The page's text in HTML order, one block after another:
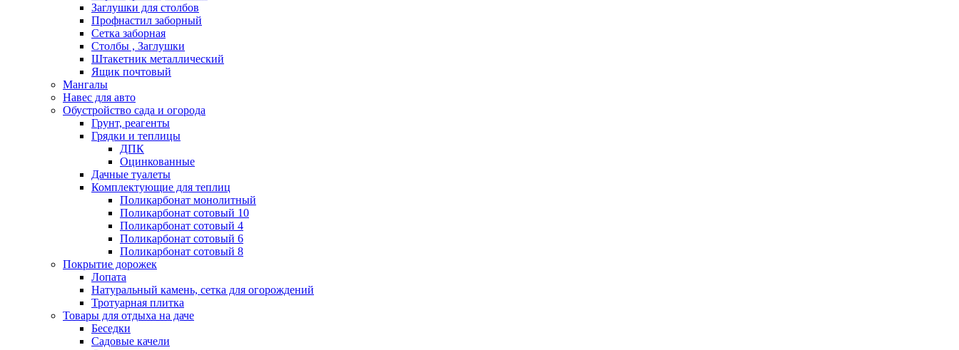
Заглушки для столбов
Профнастил заборный
Сетка заборная
Столбы , Заглушки
Штакетник металлический
Ящик почтовый
Мангалы
Навес для авто
Обустройство сада и огорода
Грунт, реагенты
Грядки и теплицы
ДПК
Оцинкованные
Дачные туалеты
Комплектующие для теплиц
Поликарбонат монолитный
Поликарбонат сотовый 10
Поликарбонат сотовый 4
Поликарбонат сотовый 6
Поликарбонат сотовый 8
Покрытие дорожек
Лопата
Натуральный камень, сетка для огорождений
Тротуарная плитка
Товары для отдыха на даче
Беседки
Садовые качели